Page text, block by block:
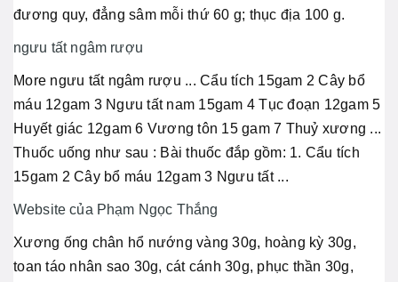
đương quy, đẳng sâm mỗi thứ 60 g; thục địa 100 g.
ngưu tất ngâm rượu
More ngưu tất ngâm rượu ... Cẩu tích 15gam 2 Cây bổ
máu 12gam 3 Ngưu tất nam 15gam 4 Tục đoạn 12gam 5
Huyết giác 12gam 6 Vương tôn 15 gam 7 Thuỷ xương ...
Thuốc uống như sau : Bài thuốc đắp gồm: 1. Cẩu tích
15gam 2 Cây bổ máu 12gam 3 Ngưu tất ...
Website của Phạm Ngọc Thắng
Xương ống chân hổ nướng vàng 30g, hoàng kỳ 30g,
toan táo nhân sao 30g, cát cánh 30g, phục thần 30g,